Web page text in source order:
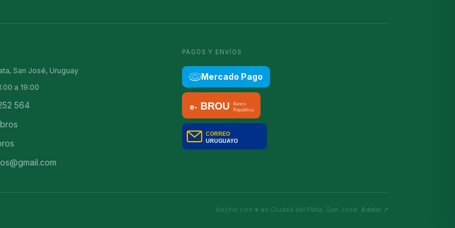
San José, Uruguay
a 19:00
564
PAGOS Y ENVÍOS
Mercado Pago
Hecho con ♥ en Ciudad del Plata, San José· Admin ↗